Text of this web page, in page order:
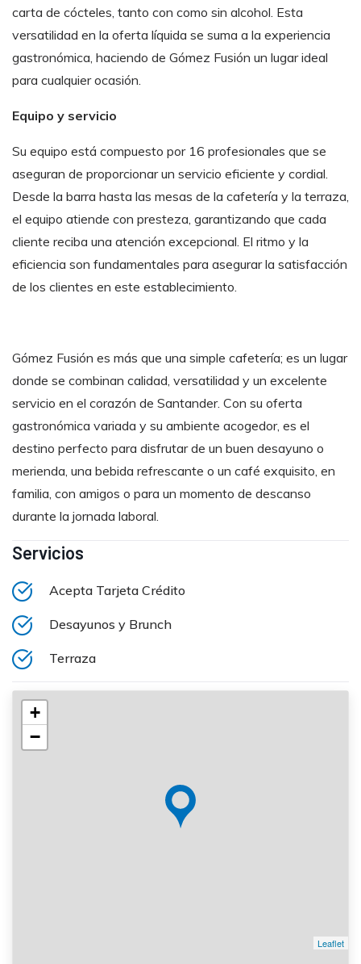
carta de cócteles, tanto con como sin alcohol. Esta
versatilidad en la oferta líquida se suma a la experiencia
gastronómica, haciendo de Gómez Fusión un lugar ideal
para cualquier ocasión.
Equipo y servicio
Su equipo está compuesto por 16 profesionales que se
aseguran de proporcionar un servicio eficiente y cordial.
Desde la barra hasta las mesas de la cafetería y la terraza,
el equipo atiende con presteza, garantizando que cada
cliente reciba una atención excepcional. El ritmo y la
eficiencia son fundamentales para asegurar la satisfacción
de los clientes en este establecimiento.
Gómez Fusión es más que una simple cafetería; es un lugar
donde se combinan calidad, versatilidad y un excelente
servicio en el corazón de Santander. Con su oferta
gastronómica variada y su ambiente acogedor, es el
destino perfecto para disfrutar de un buen desayuno o
merienda, una bebida refrescante o un café exquisito, en
familia, con amigos o para un momento de descanso
durante la jornada laboral.
Servicios
Acepta Tarjeta Crédito
Desayunos y Brunch
Terraza
+
−
Leaflet